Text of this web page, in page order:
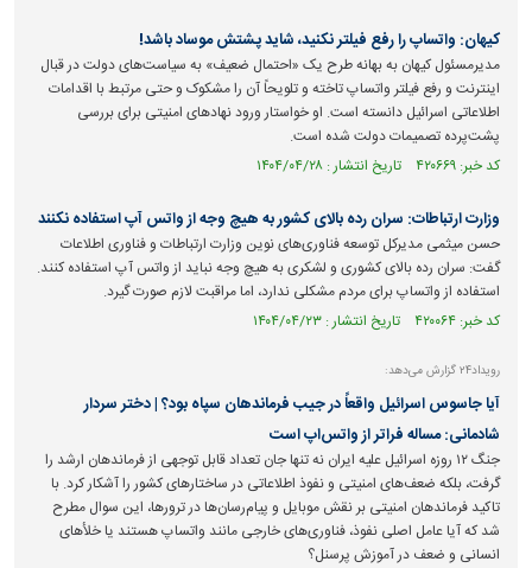
کیهان: واتساپ را رفع فیلتر نکنید، شاید پشتش موساد باشد!
مدیرمسئول کیهان به بهانه طرح یک «احتمال ضعیف» به سیاست‌های دولت در قبال
اینترنت و رفع فیلتر واتساپ تاخته و تلویحاً آن را مشکوک و حتی مرتبط با اقدامات
اطلاعاتی اسرائیل دانسته است. او خواستار ورود نهاد‌های امنیتی برای بررسی
پشت‌پرده تصمیمات دولت شده است.
کد خبر: ۴۲۰۶۶۹ تاریخ انتشار : ۱۴۰۴/۰۴/۲۸
وزارت ارتباطات: سران رده بالای کشور به هیچ وجه از واتس آپ استفاده نکنند
حسن میثمی مدیرکل توسعه فناوری‌های نوین وزارت ارتباطات و فناوری اطلاعات
گفت: سران رده بالای کشوری و لشکری به هیچ وجه نباید از واتس آپ استفاده کنند.
استفاده از واتساپ برای مردم مشکلی ندارد، اما مراقبت لازم صورت گیرد.
کد خبر: ۴۲۰۰۶۴ تاریخ انتشار : ۱۴۰۴/۰۴/۲۳
رویداد۲۴ گزارش می‌دهد:
آیا جاسوس اسرائیل واقعاً در جیب فرماندهان سپاه بود؟ | دختر سردار
شادمانی: مساله فراتر از واتس‌اپ است
جنگ ۱۲ روزه اسرائیل علیه ایران نه تنها جان تعداد قابل توجهی از فرماندهان ارشد را
گرفت، بلکه ضعف‌های امنیتی و نفوذ اطلاعاتی در ساختار‌های کشور را آشکار کرد. با
تاکید فرماندهان امنیتی بر نقش موبایل و پیام‌رسان‌ها در ترورها، این سوال مطرح
شد که آیا عامل اصلی نفوذ، فناوری‌های خارجی مانند واتساپ هستند یا خلأ‌های
انسانی و ضعف در آموزش پرسنل؟